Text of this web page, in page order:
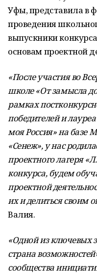
Уфы, представила в
проведения
выпускники
основам проектной
«После участия во
школе «От замысла
рамках
победителей и
моя Россия» на базе
«Сенеж», у нас
проектного лагеря
конкурса, будем
проектной
их и делиться своим
Валия.
«Одной из ключевых
страна
сообщества